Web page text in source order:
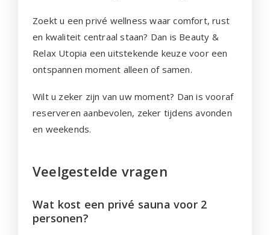
Zoekt u een privé wellness waar comfort, rust
en kwaliteit centraal staan? Dan is Beauty &
Relax Utopia een uitstekende keuze voor een
ontspannen moment alleen of samen.
Wilt u zeker zijn van uw moment? Dan is vooraf
reserveren aanbevolen, zeker tijdens avonden
en weekends.
Veelgestelde vragen
Wat kost een privé sauna voor 2
personen?